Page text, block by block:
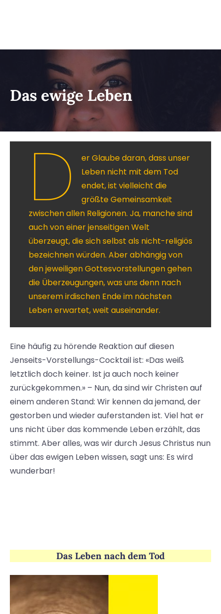
Das ewige Leben
D
er Glaube daran, dass unser
Leben nicht mit dem Tod
endet, ist vielleicht die
größte Gemeinsamkeit
zwischen allen Religionen. Ja, manche sind
auch von einer jenseitigen Welt
überzeugt, die sich selbst als nicht-religiös
bezeichnen würden. Aber abhängig von
den jeweiligen Gottesvorstellungen gehen
die Überzeugungen, was uns denn nach
unserem irdischen Ende im nächsten
Leben erwartet, weit auseinander.
Eine häufig zu hörende Reaktion auf diesen
Jenseits-Vorstellungs-Cocktail ist: «Das weiß
letztlich doch keiner. Ist ja auch noch keiner
zurückgekommen.» – Nun, da sind wir Christen auf
einem anderen Stand: Wir kennen da jemand, der
gestorben und wieder auferstanden ist. Viel hat er
uns nicht über das kommende Leben erzählt, das
stimmt. Aber alles, was wir durch Jesus Christus nun
über das ewigen Leben wissen, sagt uns: Es wird
wunderbar!
Das Leben nach dem Tod